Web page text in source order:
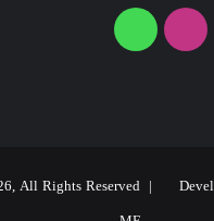
انستقرامواتساب